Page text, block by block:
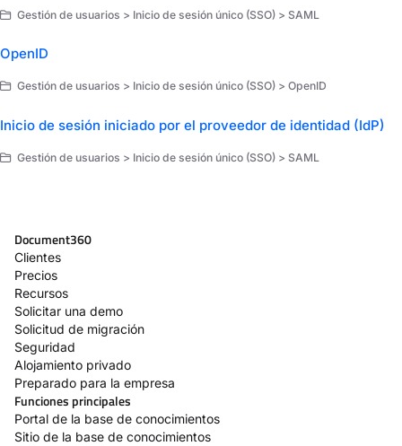
Gestión de usuarios > Inicio de sesión único (SSO) > SAML
OpenID
Gestión de usuarios > Inicio de sesión único (SSO) > OpenID
Inicio de sesión iniciado por el proveedor de identidad (IdP)
Gestión de usuarios > Inicio de sesión único (SSO) > SAML
Document360
Clientes
Precios
Recursos
Solicitar una demo
Solicitud de migración
Seguridad
Alojamiento privado
Preparado para la empresa
Funciones principales
Portal de la base de conocimientos
Sitio de la base de conocimientos